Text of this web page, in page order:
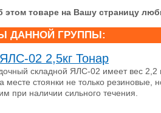
товаре на Вашу страницу
ДАННОЙ ГРУППЫ:
02 2,5кг Тонар
складной ЯЛС-02 имеет вес 2,2
месте стоянки не только резиновые,
при наличии сильного течения.